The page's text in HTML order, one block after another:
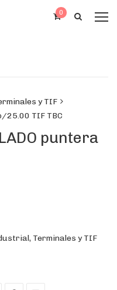
0
y TIF
25.00 TIF TBC
puntera
, Terminales y TIF